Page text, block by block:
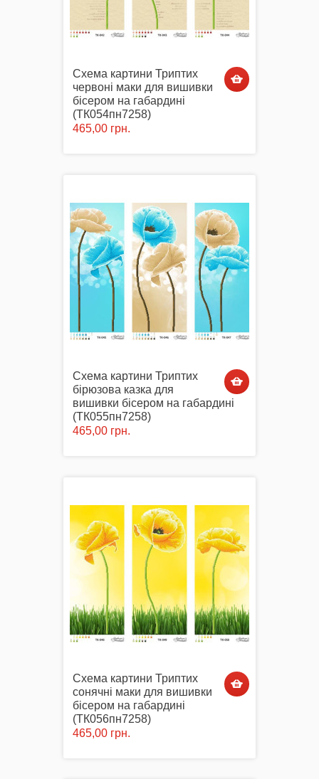
Схема картини Триптих
червоні маки для вишивки
бісером на габардині
(ТК054пн7258)
465,00 грн.
Схема картини Триптих
бірюзова казка для
вишивки бісером на габардині
(ТК055пн7258)
465,00 грн.
Схема картини Триптих
сонячні маки для вишивки
бісером на габардині
(ТК056пн7258)
465,00 грн.